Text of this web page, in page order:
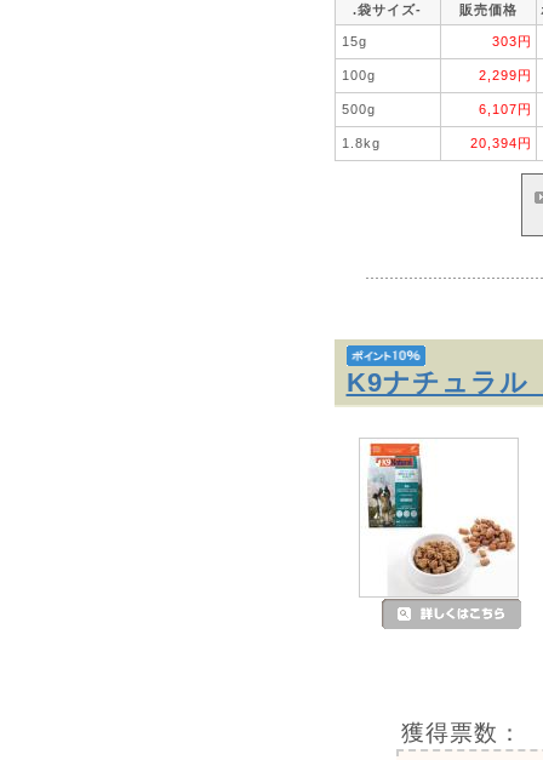
.袋サイズ- 販売価格
15g 303円
100g 2,299円
500g 6,107円
1.8kg 20,394円
K9ナチュラ
獲得票数：